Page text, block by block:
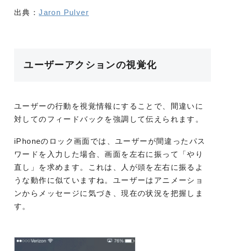
出典：Jaron Pulver
ユーザーアクションの視覚化
ユーザーの行動を視覚情報にすることで、間違いに
対してのフィードバックを強調して伝えられます。
iPhoneのロック画面では、ユーザーが間違ったパス
ワードを入力した場合、画面を左右に振って「やり
直し」を求めます。これは、人が頭を左右に振るよ
うな動作に似ていますね。ユーザーはアニメーショ
ンからメッセージに気づき、現在の状況を把握しま
す。